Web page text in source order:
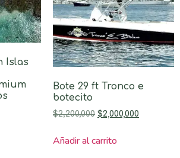
Islas
Bote 29 ft Tronco e
botecito
$2,200,000 $2,000,000
Añadir al carrito